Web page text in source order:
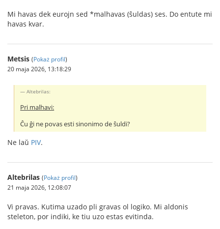
Mi havas dek eurojn sed *malhavas (ŝuldas) ses. Do entute mi
havas kvar.
Metsis (Pokaż profil)
20 maja 2026, 13:18:29
Altebrilas:
Pri malhavi:
Ĉu ĝi ne povas esti sinonimo de ŝuldi?
Ne laŭ PIV.
Altebrilas (Pokaż profil)
21 maja 2026, 12:08:07
Vi pravas. Kutima uzado pli gravas ol logiko. Mi aldonis
steleton, por indiki, ke tiu uzo estas evitinda.